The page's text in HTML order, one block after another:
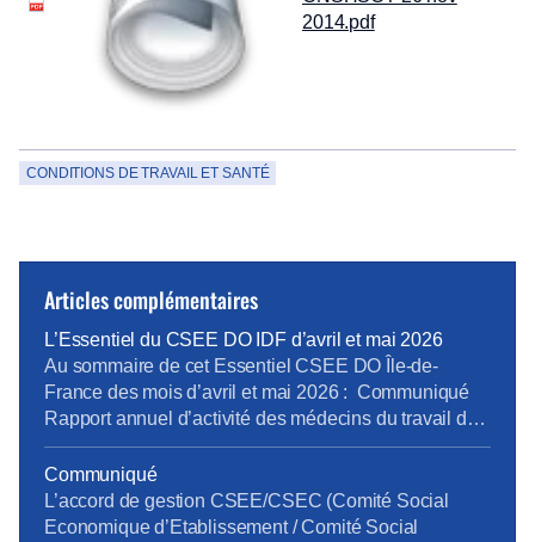
2014.pdf
CONDITIONS DE TRAVAIL ET SANTÉ
Articles complémentaires
L’Essentiel du CSEE DO IDF d’avril et mai 2026
Au sommaire de cet Essentiel CSEE DO Île-de-
France des mois d’avril et mai 2026 : Communiqué
Rapport annuel d’activité des médecins du travail de
la DO IDF pour 2025 Bilan Plan de Développement
des Compétences 2025 pour la DO IDF Approbation
des comptes annuels du CSEE DO IDF pour 2025
Retour d’expérience sur le projet […]
Communiqué
L’accord de gestion CSEE/CSEC (Comité Social
Economique d’Etablissement / Comité Social